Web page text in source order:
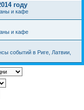
году
и кафе
и кафе
событий в Риге, Латвии,